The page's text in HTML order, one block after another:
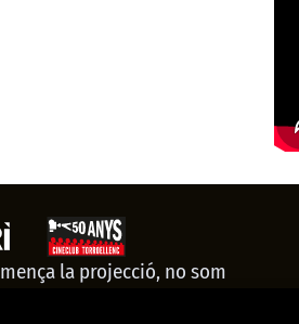
la projecció, no som